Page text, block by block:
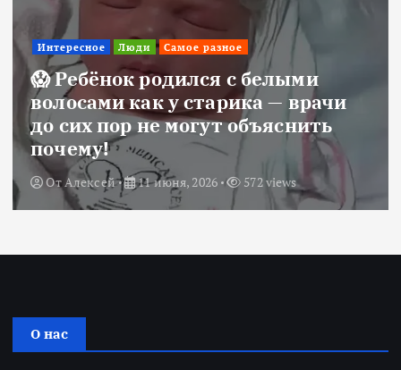
Интересное Люди Самое разное
😱 Ребёнок родился с белыми
волосами как у старика — врачи
до сих пор не могут объяснить
почему!
От Алексей 11 июня, 2026 572 views
О нас